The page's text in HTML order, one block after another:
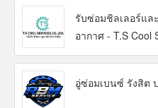
รับซ่อมชิลเลอร์แล
อากาศ - T.S Cool
อู่ซ่อมเบนซ์ รังสิต